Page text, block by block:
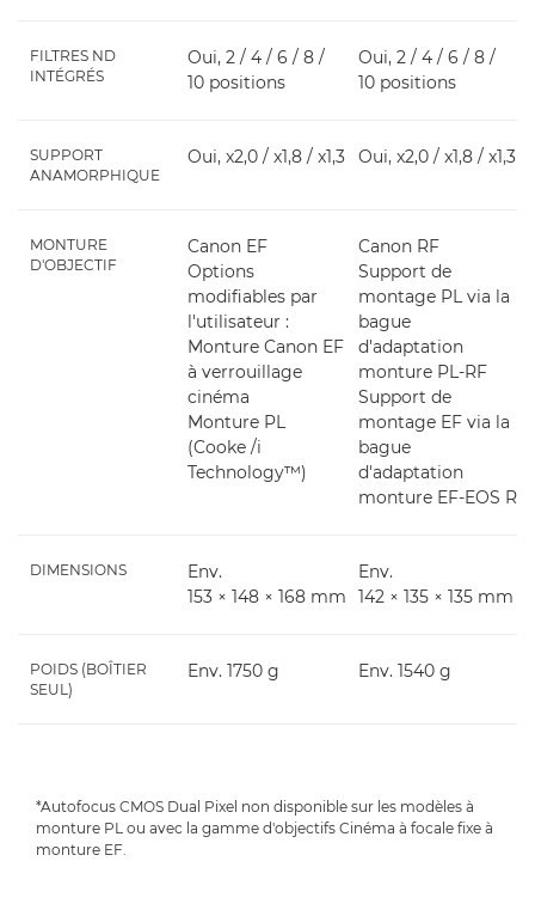
FILTRES ND
INTÉGRÉS
Oui, 2 / 4 / 6 / 8 /
10 positions
Oui, 2 / 4 / 6 / 8 /
10 positions
SUPPORT
ANAMORPHIQUE
Oui, x2,0 / x1,8 / x1,3 Oui, x2,0 / x1,8 / x1,3
MONTURE
D'OBJECTIF
Canon EF
Options
modifiables par
l'utilisateur :
Monture Canon EF
à verrouillage
cinéma
Monture PL
(Cooke /i
Technology™)
Canon RF
Support de
montage PL via la
bague
d'adaptation
monture PL-RF
Support de
montage EF via la
bague
d'adaptation
monture EF-EOS R
DIMENSIONS
Env.
153 × 148 × 168 mm
Env.
142 × 135 × 135 mm
POIDS (BOÎTIER
SEUL)
Env. 1750 g Env. 1540 g
*Autofocus CMOS Dual Pixel non disponible sur les modèles à
monture PL ou avec la gamme d'objectifs Cinéma à focale fixe à
monture EF.